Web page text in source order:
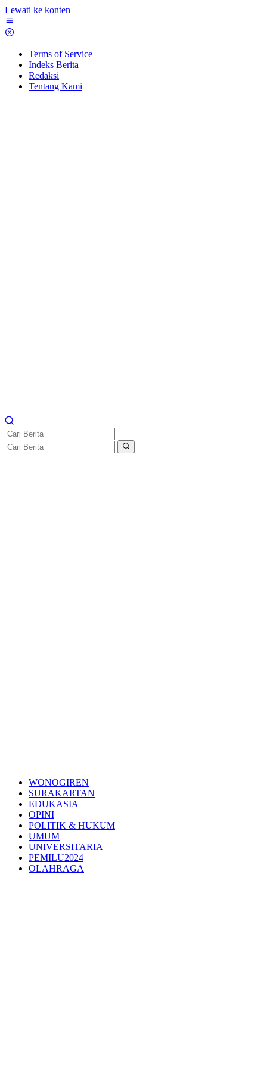
Lewati ke konten
Terms of Service
Indeks Berita
Redaksi
Tentang Kami
WONOGIREN
SURAKARTAN
EDUKASIA
OPINI
POLITIK & HUKUM
UMUM
UNIVERSITARIA
PEMILU2024
OLAHRAGA